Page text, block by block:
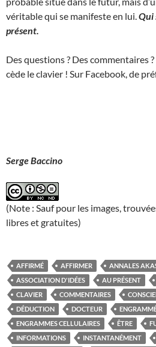
véritable qui se manifeste en lui. Qui
présent.
Des questions ? Des commentaires
cède le clavier ! Sur Facebook, de
Serge Baccino
(Note : Sauf pour les images,
libres et gratuites)
AFFIRMÉ AFFIRMER
ANNALES
ASSOCIATION D'IDÉES
AU PRÉSENT
CLAVIER
COMMENTAIRES
DÉDUCTION
DOCTEUR
ENGRAMMES CELLULAIRES
ÊTRE
INFORMATIONS
INSTANTANÉMENT